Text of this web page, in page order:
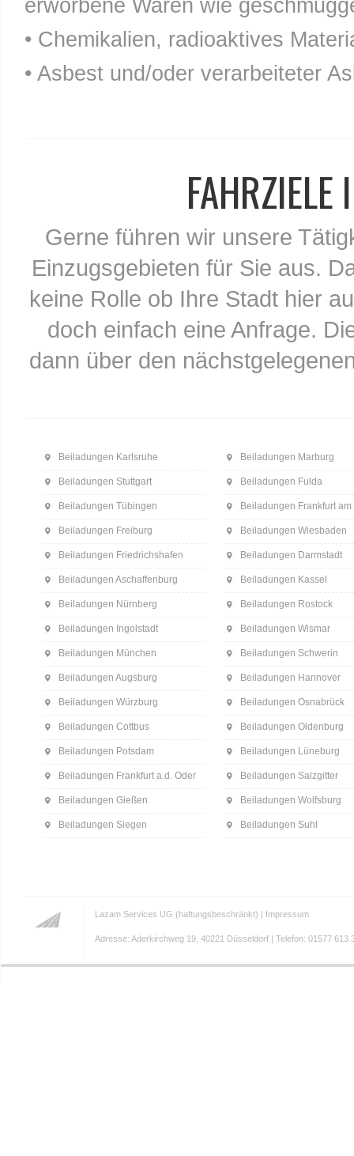
erworbene Waren wie
• Chemikalien, radioaktives
• Asbest und/oder verarbeiteter
Gerne führen wir unsere
Einzugsgebieten für Sie aus.
keine Rolle ob Ihre Stadt hier
doch einfach eine Anfrage.
dann über den
Beiladungen Karlsruhe
Beiladungen Stuttgart
Beiladungen Tübingen
Beiladungen Freiburg
Beiladungen Friedrichshafen
Beiladungen Aschaffenburg
Beiladungen Nürnberg
Beiladungen Ingolstadt
Beiladungen München
Beiladungen Augsburg
Beiladungen Würzburg
Beiladungen Cottbus
Beiladungen Potsdam
Beiladungen Frankfurt a.d. Oder
Beiladungen Gießen
Beiladungen Siegen
Beiladungen Marburg
Beiladungen Fulda
Beiladungen Frankfurt am
Beiladungen Wiesbaden
Beiladungen Darmstadt
Beiladungen Kassel
Beiladungen Rostock
Beiladungen Wismar
Beiladungen Schwerin
Beiladungen Hannover
Beiladungen Osnabrück
Beiladungen Oldenburg
Beiladungen Lüneburg
Beiladungen Salzgitter
Beiladungen Wolfsburg
Beiladungen Suhl
Lazam Services UG (haftungsbeschränkt) | Impressum
Adresse: Aderkirchweg 19, 40221 Düsseldorf | Telefon: 01577